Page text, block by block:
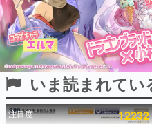
インタビュー
連載・特集一覧
殿堂入り記事
SNS拡散数が数千以
ど。多くの人々に
事をまとめました。
いま読まれてい
注目度 12232